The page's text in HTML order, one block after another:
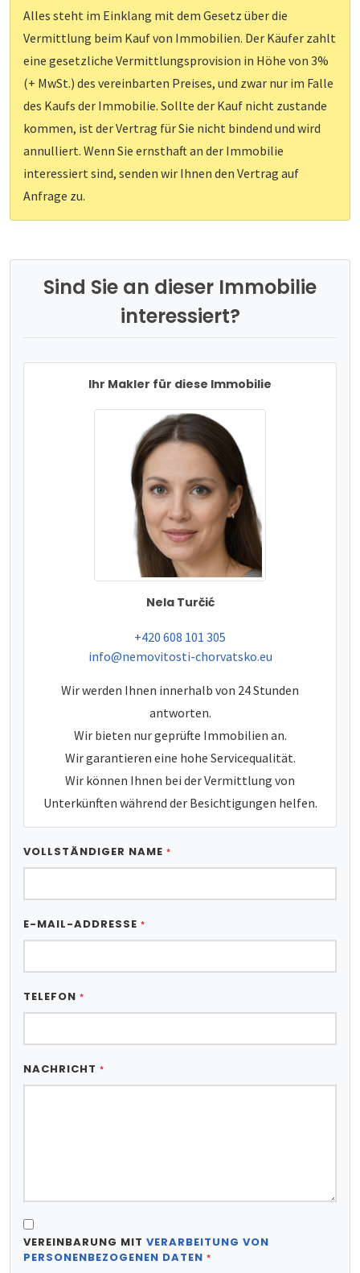
Alles steht im Einklang mit dem Gesetz über die
Vermittlung beim Kauf von Immobilien. Der Käufer zahlt
eine gesetzliche Vermittlungsprovision in Höhe von 3%
(+ MwSt.) des vereinbarten Preises, und zwar nur im Falle
des Kaufs der Immobilie. Sollte der Kauf nicht zustande
kommen, ist der Vertrag für Sie nicht bindend und wird
annulliert. Wenn Sie ernsthaft an der Immobilie
interessiert sind, senden wir Ihnen den Vertrag auf
Anfrage zu.
Sind Sie an dieser Immobilie
interessiert?
Ihr Makler für diese Immobilie
Nela Turčić
tel:
+420 608 101 305
e-mail:
info@nemovitosti-chorvatsko.eu
Wir werden Ihnen innerhalb von 24 Stunden
antworten.
Wir bieten nur geprüfte Immobilien an.
Wir garantieren eine hohe Servicequalität.
Wir können Ihnen bei der Vermittlung von
Unterkünften während der Besichtigungen helfen.
VOLLSTÄNDIGER NAME *
E-MAIL-ADDRESSE *
TELEFON *
NACHRICHT *
VEREINBARUNG MIT VERARBEITUNG VON
PERSONENBEZOGENEN DATEN *